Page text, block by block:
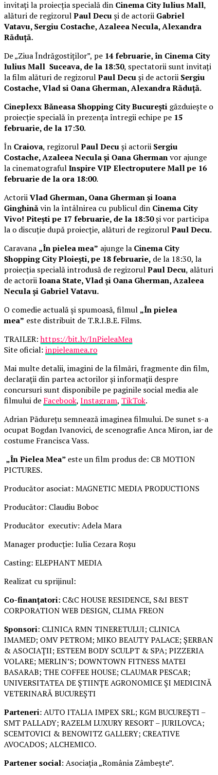
invitați la proiecția specială din Cinema City Iulius Mall,
alături de regizorulPaul Decuși de actorii Gabriel
Vatavu, Sergiu Costache, Azaleea Necula, Alexandra
Răduță.
De „Ziua Îndrăgostiților”, pe 14 februarie, în Cinema City
Iulius Mall Suceava, de la 18:30, spectatorii sunt invitați
la film alături de regizorulPaul Decuși de actorii Sergiu
Costache, Vlad si Oana Gherman, Alexandra Răduță.
Cineplexx Băneasa Shopping City București găzduiește o
proiecție specială în prezența întregii echipe pe 15
februarie, de la 17:30.
În Craiova, regizorulPaul Decuși actorii Sergiu
Costache, Azaleea Necula și Oana Ghermanvor ajunge
la cinematografulInspire VIP Electroputere Mall pe 16
februarie de la ora 18:00.
ActoriiVlad Gherman, Oana Gherman și Ioana
Ginghinăvin la întâlnirea cu publicul din Cinema City
Vivo! Pitești pe 17 februarie, de la 18:30și vor participa
la o discuție după proiecție, alături de regizorulPaul Decu.
Caravana „În pielea mea” ajunge la Cinema City
Shopping City Ploiești, pe 18 februarie, de la 18:30, la
proiecția specială introdusă de regizorulPaul Decu, alături
de actoriiIoana State, Vlad și Oana Gherman, Azaleea
Necula și Gabriel Vatavu.
O comedie actuală și spumoasă, filmul „În pielea
mea” este distribuit de T.R.I.B.E. Films.
TRAILER:https://bit.ly/InPieleaMea
Site oficial: inpieleamea.ro
Mai multe detalii, imagini de la filmări, fragmente din film,
declarații din partea actorilor și informații despre
concursuri sunt disponibile pe paginile social media ale
filmului de Facebook, Instagram, TikTok.
Adrian Pădurețu semnează imaginea filmului. De sunet s-a
ocupat Bogdan Ivanovici, de scenografie Anca Miron, iar de
costume Francisca Vass.
„În Pielea Mea” este un film produs de: CB MOTION
PICTURES.
Producător asociat: MAGNETIC MEDIA PRODUCTIONS
Producător: Claudiu Boboc
Producător executiv: Adela Mara
Manager producție: Iulia Cezara Roșu
Casting: ELEPHANT MEDIA
Realizat cu sprijinul:
Co-finanțatori: C&C HOUSE RESIDENCE, S&I BEST
CORPORATION WEB DESIGN, CLIMA FREON
Sponsori: CLINICA RMN TINERETULUI; CLINICA
IMAMED; OMV PETROM; MIKO BEAUTY PALACE; ȘERBAN
& ASOCIAȚII; ESTEEM BODY SCULPT & SPA; PIZZERIA
VOLARE; MERLIN’S; DOWNTOWN FITNESS MATEI
BASARAB; THE COFFEE HOUSE; CLAUMAR PESCAR;
UNIVERSITATEA DE ȘTIINȚE AGRONOMICE ȘI MEDICINĂ
VETERINARĂ BUCUREȘTI
Parteneri: AUTO ITALIA IMPEX SRL; KGM BUCUREȘTI –
SMT PALLADY; RAZELM LUXURY RESORT – JURILOVCA;
SCEMTOVICI & BENOWITZ GALLERY; CREATIVE
AVOCADOS; ALCHEMICO.
Partener social: Asociația „România Zâmbește”.